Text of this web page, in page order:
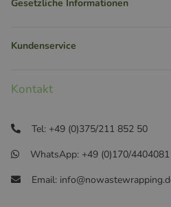
Gesetzliche Informationen
Kundenservice
Kontakt
Tel: +49 (0)375/211 852 50
WhatsApp: +49 (0)170/4404081
Email: